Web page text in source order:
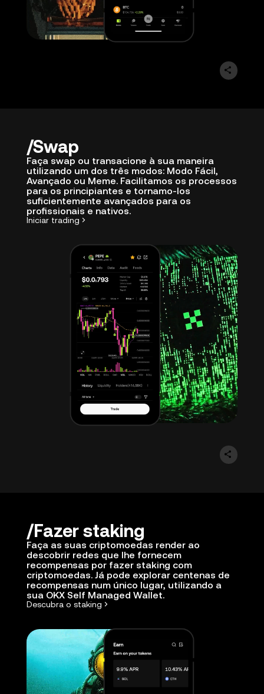
Swap
Faça swap ou transacione à sua maneira
utilizando um dos três modos: Modo Fácil,
Avançado ou Meme. Facilitamos os processos
para os principiantes e tornamo-los
suficientemente avançados para os
profissionais e nativos.
Iniciar trading
Fazer staking
Faça as suas criptomoedas render ao
descobrir redes que lhe fornecem
recompensas por fazer staking com
criptomoedas. Já pode explorar centenas de
recompensas num único lugar, utilizando a
sua OKX Self Managed Wallet.
Descubra o staking